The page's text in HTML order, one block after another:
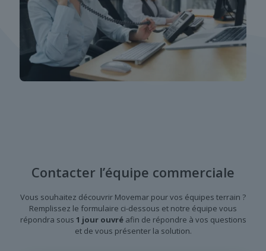
Contacter l’équipe commerciale
Vous souhaitez découvrir Movemar pour vos équipes terrain ?
Remplissez le formulaire ci-dessous et notre équipe vous
répondra sous 1 jour ouvréafin de répondre à vos questions
et de vous présenter la solution.